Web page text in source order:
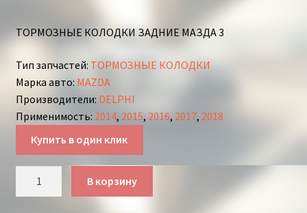
ТОРМОЗНЫЕ КОЛОДКИ ЗАДНИЕ МАЗДА 3
Тип запчастей: ТОРМОЗНЫЕ КОЛОДКИ
Марка авто: MAZDA
Производители: DELPHI
Применимость: 2014, 2015, 2016, 2017, 2018
Купить в один клик
В корзину